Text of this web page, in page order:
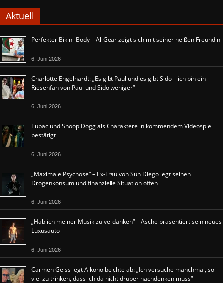
Aktuell
Perfekter Bikini-Body – Al-Gear zeigt sich mit seiner heißen Freundin
6. Juni 2026
Charlotte Engelhardt: „Es gibt Paul und es gibt Sido – ich bin ein
Riesenfan von Paul und Sido weniger“
6. Juni 2026
Tupac und Snoop Dogg als Charaktere in kommendem Videospiel
bestätigt
6. Juni 2026
„Maximale Psychose“ – Ex-Frau von Sun Diego legt seinen
Drogenkonsum und finanzielle Situation offen
6. Juni 2026
„Hab ich meiner Musik zu verdanken“ – Asche präsentiert sein neues
Luxusauto
6. Juni 2026
Carmen Geiss legt Alkoholbeichte ab: „Ich versuche manchmal, so
viel zu trinken, dass ich da nicht drüber nachdenken muss“